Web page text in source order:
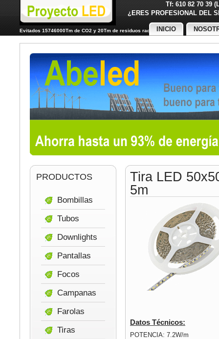
Tf: 610 82 70 39
¿ERES PROFESIONAL
Evitados 15746000Tm de CO2 y 20Tm de residuos radiactivos
INICIO
Tira LED
5m
Datos Técnicos:
POTENCIA: 7.2W/m
PRODUCTOS
Bombillas
Tubos
Downlights
Pantallas
Focos
Campanas
Farolas
Tiras